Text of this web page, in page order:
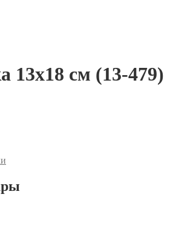
13х18 см (13-479)